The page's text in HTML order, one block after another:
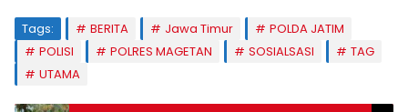
Tags: BERITA Jawa Timur
POLDA JATIM
POLISI
POLRES MAGETAN SOSIALSASI
TAG
UTAMA